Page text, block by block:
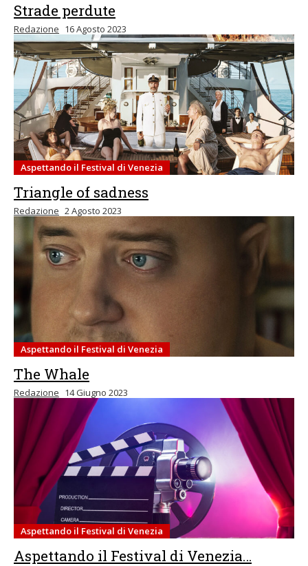
Strade perdute
Redazione 16 Agosto 2023
Aspettando il Festival di Venezia
Triangle of sadness
Redazione 2 Agosto 2023
Aspettando il Festival di Venezia
The Whale
Redazione 14 Giugno 2023
Aspettando il Festival di Venezia
Aspettando il Festival di Venezia…